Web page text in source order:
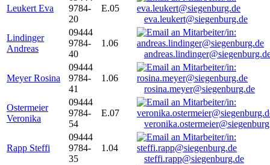
Leukert Eva
9784-
20
E.05
eva.leukert@siegenburg.de
Lindinger
Andreas
09444
9784-
40
1.06
Meyer Rosina
09444
9784-
41
1.06
rosina.meyer@siegenburg.de
Ostermeier
Veronika
09444
9784-
54
E.07
Rapp Steffi
09444
9784-
35
1.04
steffi.rapp@siegenburg.de